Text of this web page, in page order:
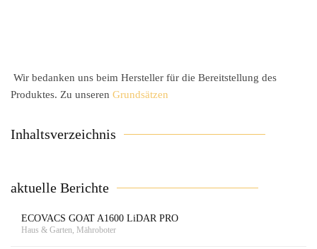
Wir bedanken uns beim Hersteller für die Bereitstellung des
Produktes. Zu unseren Grundsätzen
Inhaltsverzeichnis
aktuelle Berichte
ECOVACS GOAT A1600 LiDAR PRO
Haus & Garten, Mähroboter